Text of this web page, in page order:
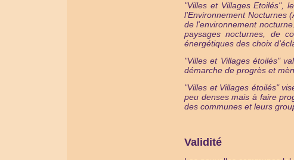
"Villes et Villages Etoilés",
l'Environnement Nocturnes
de l'environnement
paysages nocturnes, de
énergétiques des choix
"Villes et Villages étoilés"
démarche de progrès et
"Villes et Villages étoilés"
peu denses mais à faire
des communes et leurs
Validité